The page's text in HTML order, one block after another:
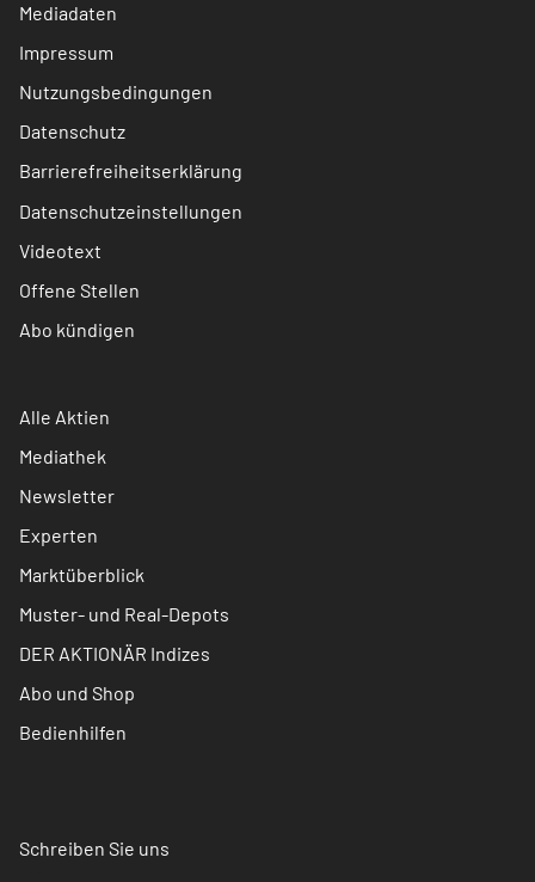
Mediadaten
Impressum
Nutzungsbedingungen
Datenschutz
Barrierefreiheitserklärung
Datenschutzeinstellungen
Videotext
Offene Stellen
Abo kündigen
Alle Aktien
Mediathek
Newsletter
Experten
Marktüberblick
Muster- und Real-Depots
DER AKTIONÄR Indizes
Abo und Shop
Bedienhilfen
Schreiben Sie uns